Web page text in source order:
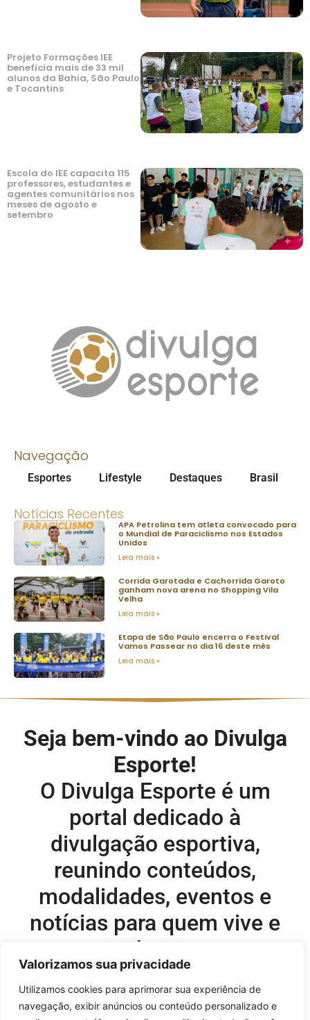
Valorizamos sua privacidade
Utilizamos cookies para aprimorar sua experiência de
navegação, exibir anúncios ou conteúdo personalizado e
Projeto Formações IEE
beneficia mais de 33 mil
alunos da Bahia, São Paulo
e Tocantins
Escola do IEE capacita 115
professores, estudantes e
agentes comunitários nos
meses de agosto e
setembro
Navegação
Esportes Lifestyle Destaques Brasil
Notícias Recentes
APA Petrolina tem atleta convocado para
o Mundial de Paraciclismo nos Estados
Unidos
Leia mais »
Corrida Garotada e Cachorrida Garoto
ganham nova arena no Shopping Vila
Velha
Leia mais »
Etapa de São Paulo encerra o Festival
Vamos Passear no dia 16 deste mês
Leia mais »
Seja bem-vindo ao Divulga
Esporte!
O Divulga Esporte é um
portal dedicado à
divulgação esportiva,
reunindo conteúdos,
modalidades, eventos e
notícias para quem vive e
acompanha o esporte.
Flavio Perez –flavio@onboardsports.net